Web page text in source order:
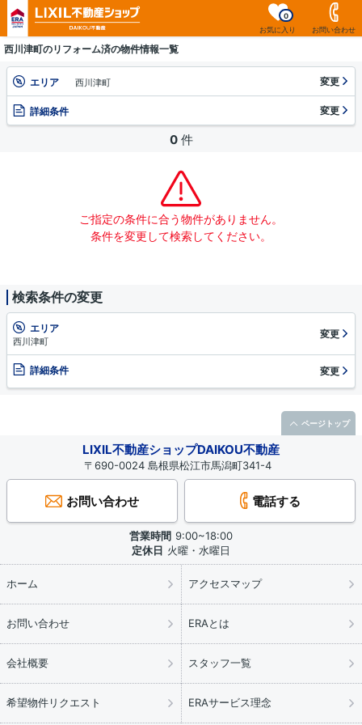
お気に入り
0
お問い合わせ
西川津町のリフォーム済の物件情報一覧
エリア 西川津町 変更
詳細条件 変更
0 件
ご指定の条件に合う物件がありません。
条件を変更して検索してください。
検索条件の変更
エリア
西川津町
変更
詳細条件 変更
LIXIL不動産ショップDAIKOU不動産
〒690-0024 島根県松江市馬潟町341-4
お問い合わせ 電話する
営業時間 9:00~18:00
定休日 火曜・水曜日
ホーム アクセスマップ
お問い合わせ ERAとは
会社概要 スタッフ一覧
希望物件リクエスト ERAサービス理念
ページトップ